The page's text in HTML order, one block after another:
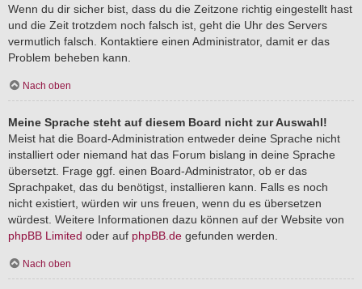
Wenn du dir sicher bist, dass du die Zeitzone richtig eingestellt hast
und die Zeit trotzdem noch falsch ist, geht die Uhr des Servers
vermutlich falsch. Kontaktiere einen Administrator, damit er das
Problem beheben kann.
Nach oben
Meine Sprache steht auf diesem Board nicht zur Auswahl!
Meist hat die Board-Administration entweder deine Sprache nicht
installiert oder niemand hat das Forum bislang in deine Sprache
übersetzt. Frage ggf. einen Board-Administrator, ob er das
Sprachpaket, das du benötigst, installieren kann. Falls es noch
nicht existiert, würden wir uns freuen, wenn du es übersetzen
würdest. Weitere Informationen dazu können auf der Website von
phpBB Limited oder auf phpBB.de gefunden werden.
Nach oben